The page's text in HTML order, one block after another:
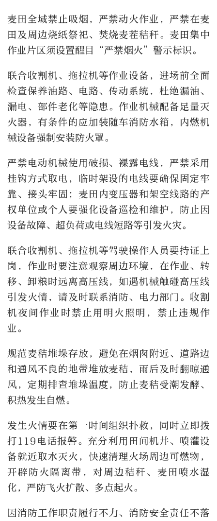
麦田全域禁止吸烟，严禁动火作业，严禁在麦
田及周边烧纸祭祀、焚烧麦茬秸秆。麦田集中
作业片区须设置醒目“严禁烟火”警示标识。
联合收割机、拖拉机等作业设备，进场前全面
检查保养油路、电路、传动系统，杜绝漏油、
漏电、部件老化等隐患。作业机械配备足量灭
火器，有条件的应加装随车消防水箱，内燃机
械设备强制安装防火罩。
严禁电动机械使用破损、裸露电线，严禁采用
挂钩方式取电，临时架设的电线要确保固定牢
靠、接头牢固；麦田内变压器和架空线路的产
权单位或个人要强化设备巡检和维护，防止因
设备故障、超负荷或电线短路等引发火灾。
联合收割机、拖拉机等驾驶操作人员要持证上
岗，作业时要注意观察周边环境，在作业、转
移、卸粮时远离高压线，如遇机械触碰高压线
引发火情，请及时联系消防、电力部门。收割
机夜间作业时禁止用明火照明，禁止违规作
业。
规范麦秸堆垛存放，避免在烟囱附近、道路边
和通风不良的地带堆放麦秸，雨后及时翻晾通
风，定期排查堆垛温度，防止麦秸受潮发酵、
积热发生自燃。
发生火情要在第一时间组织扑救，同时立即拨
打119电话报警。充分利用田间机井、喷灌设
备就近取水灭火，快速清理火场周边可燃物，
开辟防火隔离带，对周边秸秆、麦田喷水湿
化，严防飞火扩散、多点起火。
因消防工作职责履行不力、消防安全责任不落